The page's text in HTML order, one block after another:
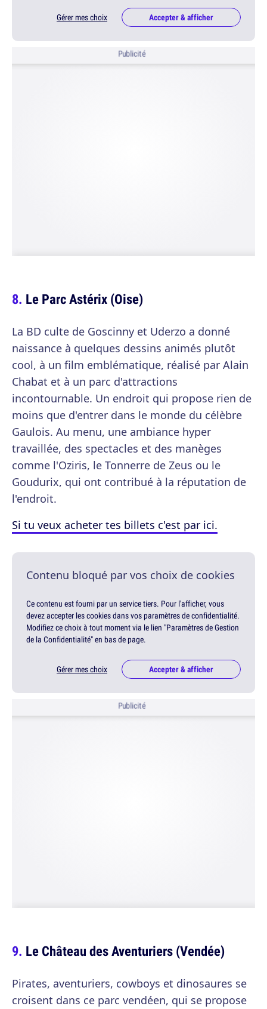
Gérer mes choix Accepter & afficher
Publicité
Le Parc Astérix (Oise)
La BD culte de Goscinny et Uderzo a donné
naissance à quelques dessins animés plutôt
cool, à un film emblématique, réalisé par Alain
Chabat et à un parc d'attractions
incontournable. Un endroit qui propose rien de
moins que d'entrer dans le monde du célèbre
Gaulois. Au menu, une ambiance hyper
travaillée, des spectacles et des manèges
comme l'Oziris, le Tonnerre de Zeus ou le
Goudurix, qui ont contribué à la réputation de
l'endroit.
Si tu veux acheter tes billets c'est par ici.
Contenu bloqué par vos choix de cookies
Ce contenu est fourni par un service tiers. Pour l'afficher, vous
devez accepter les cookies dans vos paramètres de confidentialité.
Modifiez ce choix à tout moment via le lien "Paramètres de Gestion
de la Confidentialité" en bas de page.
Gérer mes choix Accepter & afficher
Publicité
Le Château des Aventuriers (Vendée)
Pirates, aventuriers, cowboys et dinosaures se
croisent dans ce parc vendéen, qui se propose